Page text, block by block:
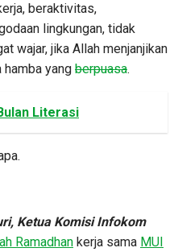
beraktivitas,
lingkungan, tidak
wajar, jika Allah menjanjikan
hamba yang berpuasa.
Literasi
Ketua Komisi Infokom
Ramadhan kerja sama MUI